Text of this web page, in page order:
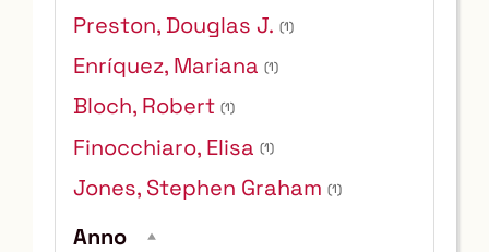
Preston, Douglas J. (1)
Enríquez, Mariana (1)
Bloch, Robert (1)
Finocchiaro, Elisa (1)
Jones, Stephen Graham (1)
Anno